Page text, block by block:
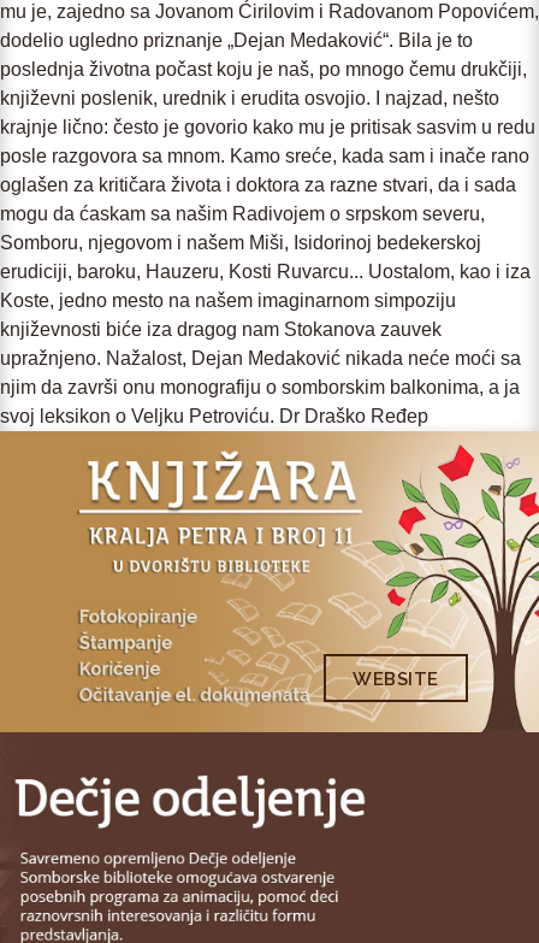
mu je, zajedno sa Jovanom Ćirilovim i Radovanom Popovićem,
dodelio ugledno priznanje „Dejan Medaković“. Bila je to
poslednja životna počast koju je naš, po mnogo čemu drukčiji,
književni poslenik, urednik i erudita osvojio. I najzad, nešto
krajnje lično: često je govorio kako mu je pritisak sasvim u redu
posle razgovora sa mnom. Kamo sreće, kada sam i inače rano
oglašen za kritičara života i doktora za razne stvari, da i sada
mogu da ćaskam sa našim Radivojem o srpskom severu,
Somboru, njegovom i našem Miši, Isidorinoj bedekerskoj
erudiciji, baroku, Hauzeru, Kosti Ruvarcu... Uostalom, kao i iza
Koste, jedno mesto na našem imaginarnom simpoziju
književnosti biće iza dragog nam Stokanova zauvek
upražnjeno. Nažalost, Dejan Medaković nikada neće moći sa
njim da završi onu monografiju o somborskim balkonima, a ja
svoj leksikon o Veljku Petroviću. Dr Draško Ređep
WEBSITE